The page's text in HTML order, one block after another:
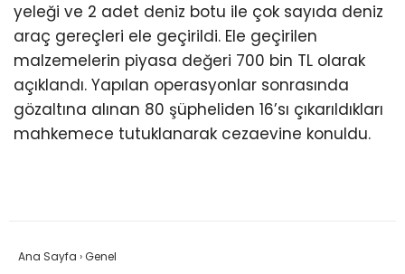
yeleği ve 2 adet deniz botu ile çok sayıda deniz
araç gereçleri ele geçirildi. Ele geçirilen
malzemelerin piyasa değeri 700 bin TL olarak
açıklandı. Yapılan operasyonlar sonrasında
gözaltına alınan 80 şüpheliden 16’sı çıkarıldıkları
mahkemece tutuklanarak cezaevine konuldu.
Ana Sayfa ›Genel